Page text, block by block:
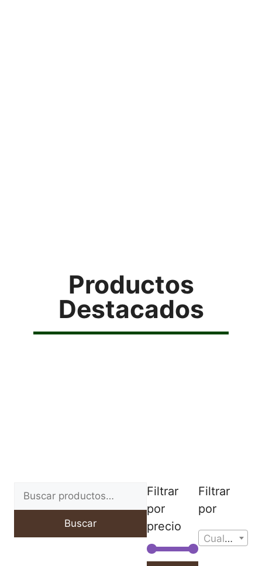
Productos
Destacados
Buscar
Filtrar
por
precio
Filtrar
por
Cualquier Talla